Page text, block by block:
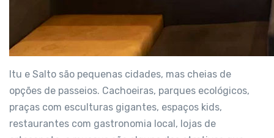
Itu e Salto são pequenas cidades, mas cheias de
opções de passeios. Cachoeiras, parques ecológicos,
praças com esculturas gigantes, espaços kids,
restaurantes com gastronomia local, lojas de